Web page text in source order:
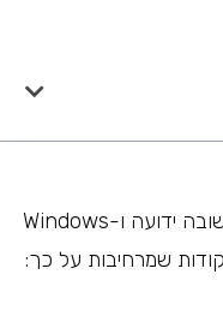
כאשר מפתחים אפליקציות לסמארטפונים, עבור אילו מערכות הפעלה הפיתוח צריך להיות תואם? התשובה ידועה ו-Windows